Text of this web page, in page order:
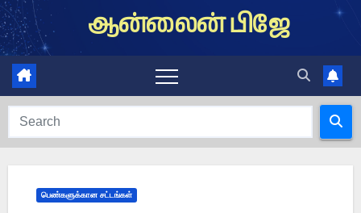
Skip
to
content
ஆன்லைன் பிஜே
பெண்களுக்கான சட்டங்கள்